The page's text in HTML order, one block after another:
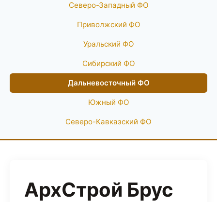
Северо-Западный ФО
Приволжский ФО
Уральский ФО
Сибирский ФО
Дальневосточный ФО
Южный ФО
Северо-Кавказский ФО
АрхСтрой Брус